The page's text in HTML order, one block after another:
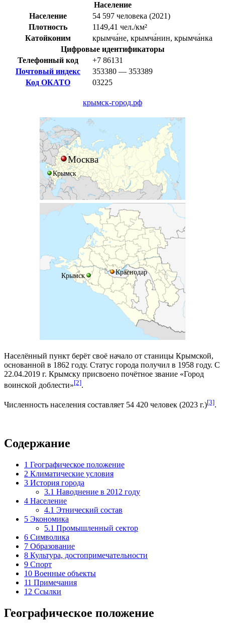
Население
Население
54 597 человека (2021)
Плотность
1149,41 чел./км²
Катойконим
крымча́не, крымча́нин, крымча́нка
Цифровые идентификаторы
Телефонный код
+7 86131
Почтовый индекс
353380 — 353389
Код ОКАТО
03225
крымск-город.рф
Крымск
Москва
Краснодар
Крымск
Населённый пункт берёт своё начало от станицы Крымской,
основанной в 1862 году. Статус города получил в 1958 году. С
22.04.2019 г. Крымску присвоено почётное звание «Город
воинской доблести»[2].
Численность населения составляет 54 420 человек (2023 г.)[3].
Содержание
1 Географическое положение
2 Климатические условия
3 История города
3.1 Наводнение в 2012 году
4 Население
4.1 Этнический состав
5 Экономика
5.1 Промышленный сектор
6 Символика
7 Образование
8 Культура, достопримечательности
9 Спорт
10 Военные объекты
11 Примечания
12 Ссылки
Географическое положение